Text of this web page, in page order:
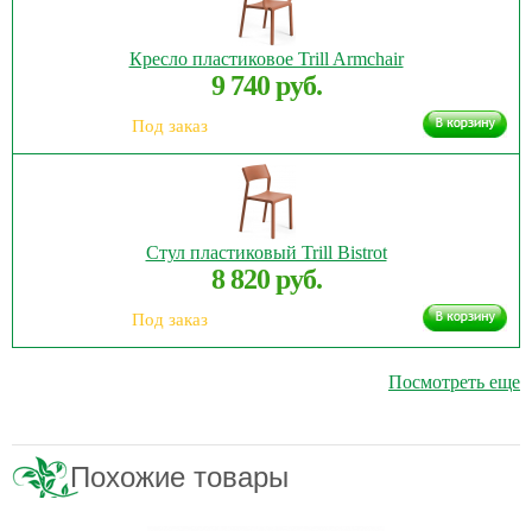
Кресло пластиковое Trill Armchair
9 740 руб.
Под заказ
Стул пластиковый Trill Bistrot
8 820 руб.
Под заказ
Посмотреть еще
Похожие товары